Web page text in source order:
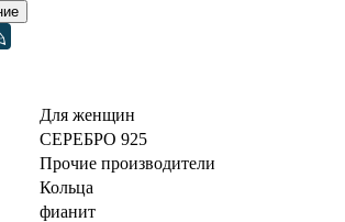
Для женщин
СЕРЕБРО 925
Прочие производители
Кольца
фианит